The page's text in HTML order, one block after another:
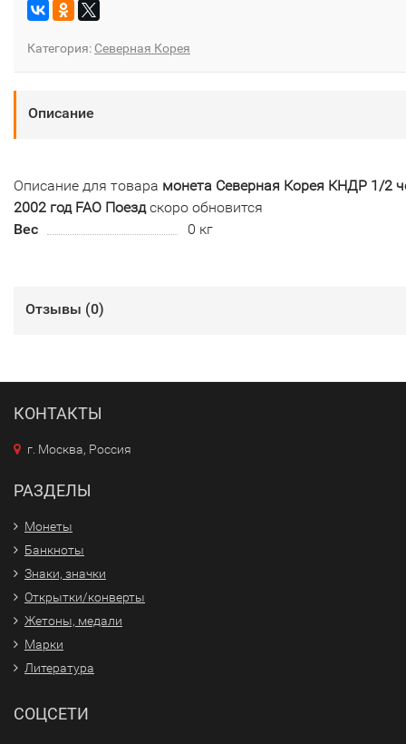
Категория: Северная Корея
Описание
Описание для товара монета Северная Корея КНДР 1/2
2002 год FAO Поездскоро обновится
Вес
0 кг
Отзывы (0)
КОНТАКТЫ
г. Москва, Россия
РАЗДЕЛЫ
Монеты
Банкноты
Знаки, значки
Открытки/конверты
Жетоны, медали
Марки
Литература
СОЦСЕТИ